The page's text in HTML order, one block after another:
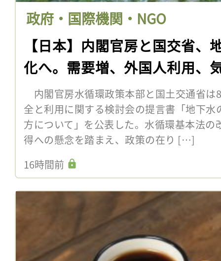
政府・国際機関・NGO
【日本】内閣官房と国交省、
化へ。需要増、外国人利用、
内閣官房水循環政策本部と国土交通省は
全と利用に関する検討会の提言書「地下
方について」を公表した。水循環基本法の
得への懸念を踏まえ、政策の在り […]
16時間前